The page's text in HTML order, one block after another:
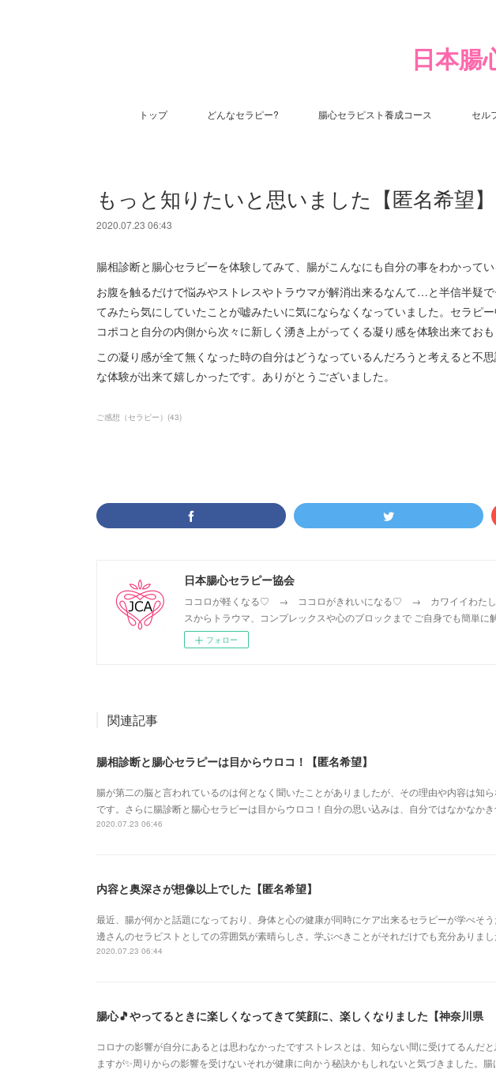
日本腸
トップ どんなセラピー? 腸心セラピスト養成コース セル
もっと知りたいと思いました【匿名希望】
2020.07.23 06:43
腸相診断と腸心セラピーを体験してみて、腸がこんなにも自分の事をわかってい
お腹を触るだけで悩みやストレスやトラウマが解消出来るなんて…と半信半疑
てみたら気にしていたことが嘘みたいに気にならなくなっていました。セラピ
コポコと自分の内側から次々に新しく湧き上がってくる凝り感を体験出来ておも
この凝り感が全て無くなった時の自分はどうなっているんだろうと考えると不
な体験が出来て嬉しかったです。ありがとうございました。
ご感想（セラピー） (43)
日本腸心セラピー協会
ココロが軽くなる♡ → ココロがきれいになる♡ → カワイイわたし
スからトラウマ、コンプレックスや心のブロックまで ご自身でも簡単に
フォロー
関連記事
腸相診断と腸心セラピーは目からウロコ！【匿名希望】
腸が第二の脳と言われているのは何となく聞いたことがありましたが、その理由や内容は知
です。さらに腸診断と腸心セラピーは目からウロコ！自分の思い込みは、自分ではなかなか
2020.07.23 06:46
内容と奥深さが想像以上でした【匿名希望】
最近、腸が何かと話題になっており、身体と心の健康が同時にケア出来るセラピーが学べそ
邊さんのセラピストとしての雰囲気が素晴らしさ。学ぶべきことがそれだけでも充分ありま
2020.07.23 06:44
腸心🎵やってるときに楽しくなってきて笑顔に、楽しくなりました【神奈川県
コロナの影響が自分にあるとは思わなかったですストレスとは、知らない間に受けてるんだ
ますが✨周りからの影響を受けないそれが健康に向かう秘訣かもしれないと気づきました。